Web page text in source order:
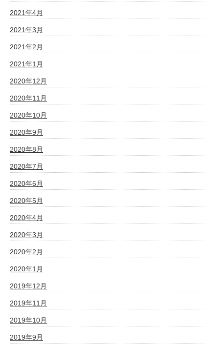
2021年4月
2021年3月
2021年2月
2021年1月
2020年12月
2020年11月
2020年10月
2020年9月
2020年8月
2020年7月
2020年6月
2020年5月
2020年4月
2020年3月
2020年2月
2020年1月
2019年12月
2019年11月
2019年10月
2019年9月